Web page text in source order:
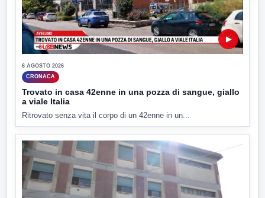
▶
6 AGOSTO 2026
CRONACA
Trovato in casa 42enne in una pozza di sangue, giallo
a viale Italia
Ritrovato senza vita il corpo di un 42enne in un...